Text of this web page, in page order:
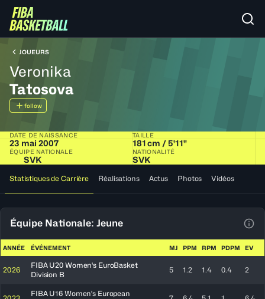
JOUEURS
Veronika
Tatosova
follow
DATE DE NAISSANCE
23 mai 2007
TAILLE
181 cm / 5'11"
ÉQUIPE NATIONALE
SVK
NATIONALITÉ
SVK
Statistiques de Carrière Réalisations Actus Photos Vidéos
Équipe Nationale: Jeune
ANNÉE ÉVÉNEMENT MJ PPM RPM PDPM EV
2026
FIBA U20 Women's EuroBasket
Division B
5 1.2 1.4 0.4 2
FIBA U16 Women's European